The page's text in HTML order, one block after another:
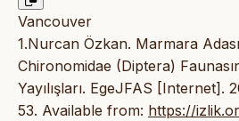
Vancouver
1.Nurcan Özkan. Marmara
Chironomidae (Diptera)
Yayılışları. EgeJFAS [Internet].
53. Available from: https://